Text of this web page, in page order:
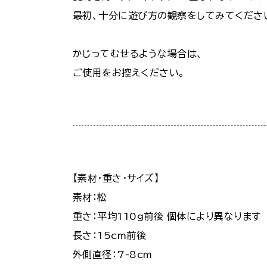
最初、十分に遊び方の観察をしてみてくださ
かじってむせるような場合は、
ご使用をお控えください。
【素材・重さ・サイズ】
素材：松
重さ：平均110g前後 個体により異なります
長さ：15cm前後
外側直径：7-8cm